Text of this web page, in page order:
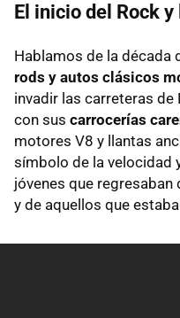
El inicio del Rock
Hablamos de la década
rods y autos clásicos
invadir las carreteras
con sus carrocerías
motores V8 y llantas
símbolo de la velocidad
jóvenes que regresaban
y de aquellos que